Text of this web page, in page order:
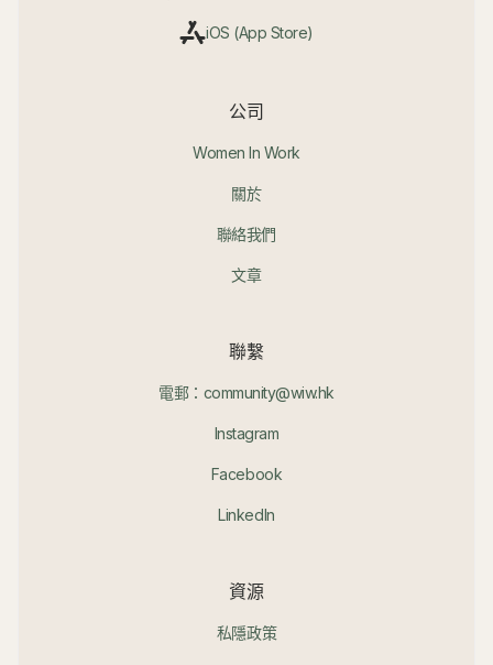
iOS (App Store)
公司
Women In Work
關於
聯絡我們
文章
聯繫
電郵：community@wiw.hk
Instagram
Facebook
LinkedIn
資源
私隱政策